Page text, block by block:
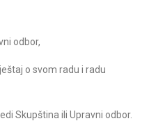
odbor,
o svom radu i radu
Skupština ili Upravni odbor.